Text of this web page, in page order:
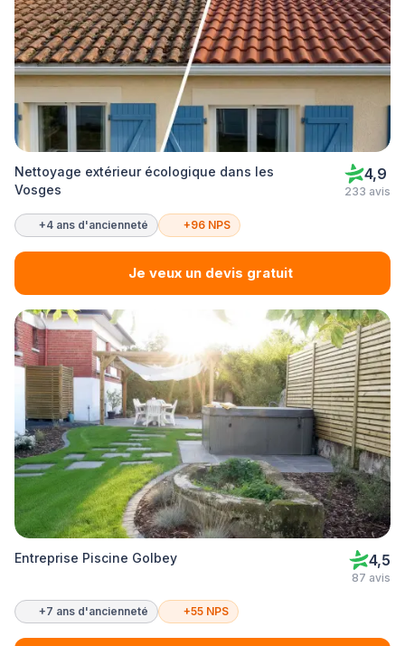
Nettoyage extérieur écologique dans les
Vosges
4,9
233 avis
+4 ans d'ancienneté +96 NPS
Je veux un devis gratuit
Entreprise Piscine Golbey 4,5
87 avis
+7 ans d'ancienneté +55 NPS